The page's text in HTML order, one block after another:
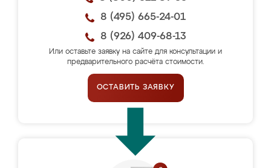
8 (495) 665-24-01
8 (926) 409-68-13
Или оставьте заявку на сайте для консультации и
предварительного расчёта стоимости.
ОСТАВИТЬ ЗАЯВКУ